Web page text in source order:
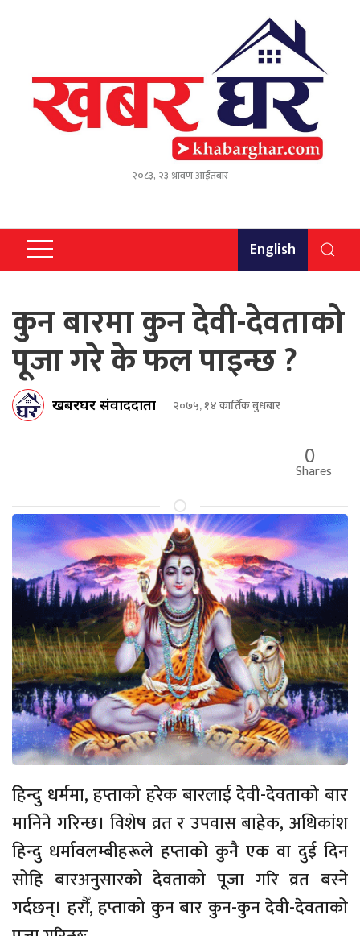
२०८३, २३ श्रावण आईतबार
English
कुन बारमा कुन देवी-देवताको
पूजा गरे के फल पाइन्छ ?
खबरघर संवाददाता २०७५, १४ कार्तिक बुधबार
0
Shares
हिन्दु धर्ममा, हप्ताको हरेक बारलाई देवी-देवताको बार
मानिने गरिन्छ। विशेष व्रत र उपवास बाहेक, अधिकांश
हिन्दु धर्मावलम्बीहरूले हप्ताको कुनै एक वा दुई दिन
सोहि बारअनुसारको देवताको पूजा गरि व्रत बस्ने
गर्दछन्। हरौँ, हप्ताको कुन बार कुन-कुन देवी-देवताको